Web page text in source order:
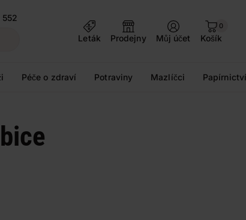
Leták
Prodejny Můj účet
0
Košík
Péče o zdraví Potraviny Mazlíčci